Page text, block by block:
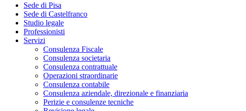
Sede di Pisa
Sede di Castelfranco
Studio legale
Professionisti
Servizi
Consulenza Fiscale
Consulenza societaria
Consulenza contrattuale
Operazioni straordinarie
Consulenza contabile
Consulenza aziendale, direzionale e finanziaria
Perizie e consulenze tecniche